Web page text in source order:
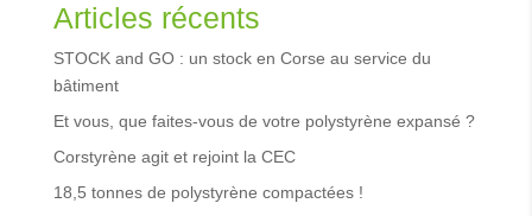
Articles récents
STOCK and GO : un stock en Corse au service du
bâtiment
Et vous, que faites-vous de votre polystyrène expansé ?
Corstyrène agit et rejoint la CEC
18,5 tonnes de polystyrène compactées !